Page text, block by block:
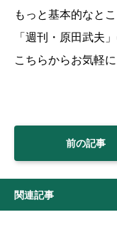
もっと基本的なと
「週刊・原田武夫
こちらからお気軽
前の記事
関連記事